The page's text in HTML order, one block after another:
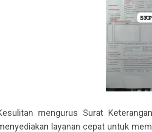
mengurus Surat
layanan cepat untuk